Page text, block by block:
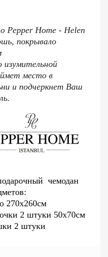
Pepper Home - Helen
покрывало
изумительной
место в
и подчеркнет Ваш
чемодан
270х260см
2 штуки 50х70см
2 штуки